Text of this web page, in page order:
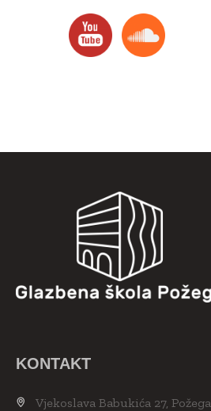
KONTAKT
Vjekoslava Babukića 27, Požega